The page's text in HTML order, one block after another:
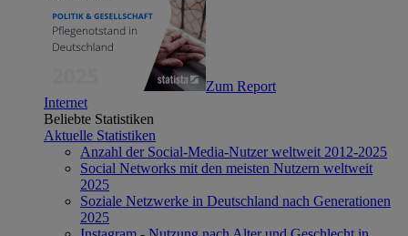
Zum Report
Internet
Beliebte Statistiken
Aktuelle Statistiken
Anzahl der Social-Media-Nutzer weltweit 2012-2025
Social Networks mit den meisten Nutzern weltweit
2025
Soziale Netzwerke in Deutschland nach Generationen
2025